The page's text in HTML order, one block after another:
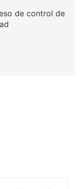
de control de